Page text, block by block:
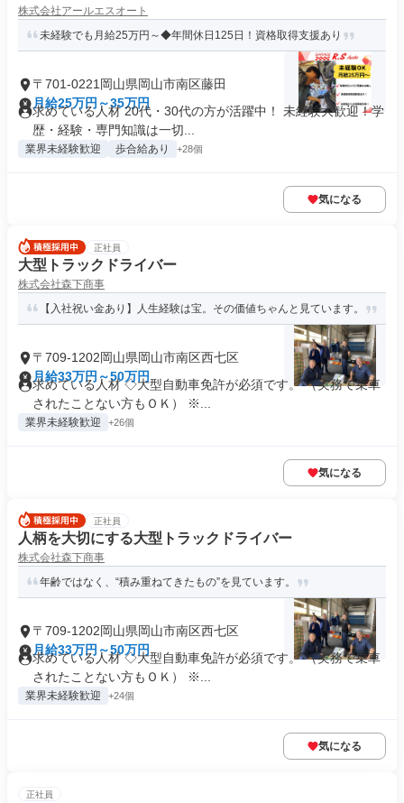
株式会社アールエスオート
未経験でも月給25万円～◆年間休日125日！資格取得支援あり
〒701-0221岡山県岡山市南区藤田
月給25万円～35万円
求めている人材 20代・30代の方が活躍中！ 未経験大歓迎！学
歴・経験・専門知識は一切...
業界未経験歓迎 歩合給あり +28個
気になる
正社員
大型トラックドライバー
株式会社森下商事
【入社祝い金あり】人生経験は宝。その価値ちゃんと見ています。
〒709-1202岡山県岡山市南区西七区
月給33万円～50万円
求めている人材 ◇大型自動車免許が必須です。 （実務で乗車
されたことない方もＯＫ） ※...
業界未経験歓迎 +26個
気になる
正社員
人柄を大切にする大型トラックドライバー
株式会社森下商事
年齢ではなく、“積み重ねてきたもの”を見ています。
〒709-1202岡山県岡山市南区西七区
月給33万円～50万円
求めている人材 ◇大型自動車免許が必須です。 （実務で乗車
されたことない方もＯＫ） ※...
業界未経験歓迎 +24個
気になる
正社員